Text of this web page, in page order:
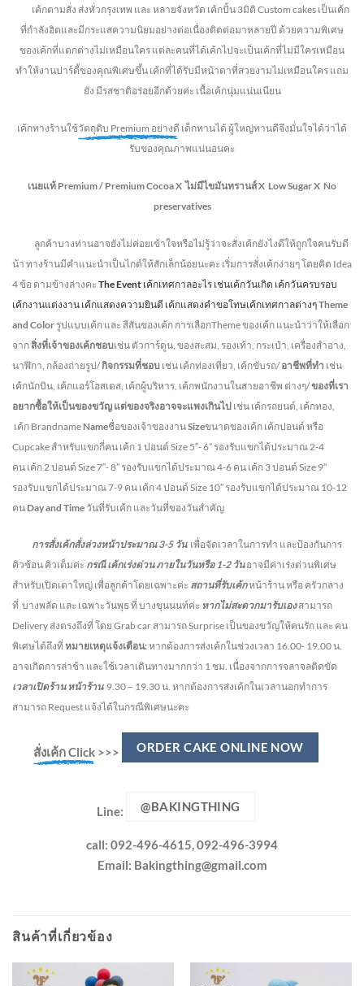
เค้กตามสั่ง ส่งทั่วกรุงเทพ และ หลายจังหวัด เค้กปั้น 3มิติ Custom cakes เป็นเค้ก
ที่กำลังฮิตและมีกระแสความนิยมอย่างต่อเนื่องติดต่อมาหลายปี ด้วยความพิเศษ
ของเค้กที่แตกต่างไม่เหมือนใคร แต่ละคนที่ได้เค้กไปจะเป็นเค้กที่ไม่มีใครเหมือน
ทำให้งานปาร์ตี้ของคุณพิเศษขึ้น เค้กที่ได้รับมีหน้าตาที่สวยงามไม่เหมือนใคร แถม
ยัง มีรสชาติอร่อยอีกด้วยค่ะ เนื้อเค้กนุ่มแน่นเนียน
เค้กทางร้านใช้วัตถุดิบ Premium อย่างดี เด็กทานได้ ผู้ใหญ่ทานดีจึงมั่นใจได้ว่าได้
รับของคุณภาพแน่นอนคะ
เนยแท้ Premium / Premium CocoaX ไม่มีไขมันทรานส์X Low SugarX No
preservatives
ลูกค้าบางท่านอาจยังไม่ค่อยเข้าใจหรือไม่รู้ว่าจะสั่งเค้กยังไงดีให้ถูกใจคนรับดี
น้า ทางร้านมีคำแนะนำเป็นไกด์ให้สักเล็กน้อยนะคะ เริ่มการสั่งเค้กง่ายๆ โดยคิด Idea
4 ข้อ ตามข้างล่างคะ The Event เค้กเทศกาลอะไร เช่นเค้กวันเกิด เค้กวันครบรอบ
เค้กงานแต่งงาน เค้กแสดงความยินดี เค้กแสดงคำขอโทษเค้กเทศกาลต่างๆTheme
and Color รูปแบบเค้ก และ สีสันของเค้ก การเลือกTheme ของเค้ก แนะนำว่าให้เลือก
จากสิ่งที่เจ้าของเค้กชอบเช่น ตัวการ์ตูน, ของสะสม, รองเท้า, กระเป๋า, เครื่องสำอาง,
นาฬิกา, กล้องถ่ายรูป/กิจกรรมที่ชอบ เช่น เค้กท่องเที่ยว, เค้กขับรถ/อาชีพที่ทำ เช่น
เค้กนักบิน, เค้กแอร์โฮสเตส, เค้กผู้บริหาร, เค้กพนักงานในสายอาชีพ ต่างๆ/ของที่เรา
อยากซื้อให้เป็นของขวัญ แต่ของจริงอาจจะแพงเกินไป เช่น เค้กรถยนต์, เค้กทอง,
เค้ก Brandname Nameชื่อของเจ้าของงานSizeขนาดของเค้ก เค้กปอนด์ หรือ
Cupcake สำหรับแขกกี่คน เค้ก 1 ปอนด์ Size 5″- 6” รองรับแขกได้ประมาณ 2-4
คน เค้ก 2 ปอนด์ Size 7″- 8” รองรับแขกได้ประมาณ 4-6 คน เค้ก 3 ปอนด์ Size 9”
รองรับแขกได้ประมาณ 7-9 คน เค้ก 4 ปอนด์ Size 10” รองรับแขกได้ประมาณ 10-12
คน Day and Time วันที่รับเค้ก และวันที่ของวันสำคัญ
การสั่งเค้กสั่งล่วงหน้าประมาณ3-5 วัน เพื่อจัดเวลาในการทำ และป้องกันการ
คิวซ้อน คิวเต็มค่ะ กรณี เค้กเร่งด่วนภายในวันหรือ1-2 วัน อาจมีค่าเร่งด่วนพิเศษ
สำหรับเปิดเตาใหญ่ เพื่อลูกค้าโดยเฉพาะค่ะ สถานที่รับเค้กหน้าร้าน หรือ ครัวกลาง
ที่ บางพลัด และ เฉพาะวันพุธ ที่ บางขุนนนท์ค่ะ หากไม่สะดวกมารับเองสามารถ
Delivery ส่งตรงถึงที่ โดย Grab car สามารถ Surprise เป็นของขวัญให้คนรัก และ คน
พิเศษได้ถึงที่ หมายเหตุแจ้งเตือน:หากต้องการส่งเค้กในช่วงเวลา 16.00- 19.00 น.
อาจเกิดการล่าช้า และใช้เวลาเดินทางมากกว่า 1 ชม. เนื่องจากการจลาจลติดขัด
เวลาเปิดร้าน หน้าร้าน 9.30 – 19.30 น. หากต้องการส่งเค้กในเวลานอกทำการ
สามารถ Request แจ้งได้ในกรณีพิเศษนะคะ
สั่งเค้ก Click>>> ORDER CAKE ONLINE NOW
Line: @BAKINGTHING
call: 092-496-4615, 092-496-3994
Email: Bakingthing@gmail.com
สินค้าที่เกี่ยวข้อง